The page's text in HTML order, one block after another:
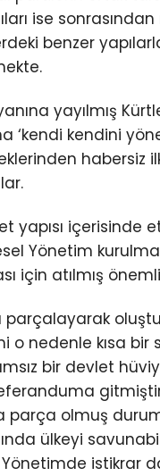
ise
benzer
yayılmış
‘kendi kendini
habersiz
yapısı içerisinde
Yönetim
için atılmış
parçalayarak
o nedenle kısa bir
bir devlet
parça olmuş
ülkeyi
Yönetimde istikrar